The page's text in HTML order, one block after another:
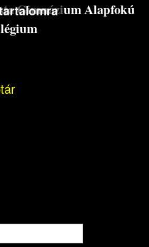
Gimnázium Alapfokú